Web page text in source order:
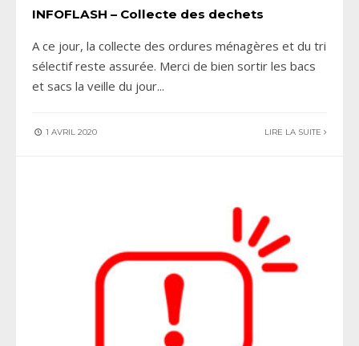
INFOFLASH – Collecte des dechets
A ce jour, la collecte des ordures ménagères et du tri
sélectif reste assurée. Merci de bien sortir les bacs
et sacs la veille du jour...
1 AVRIL 2020 LIRE LA SUITE